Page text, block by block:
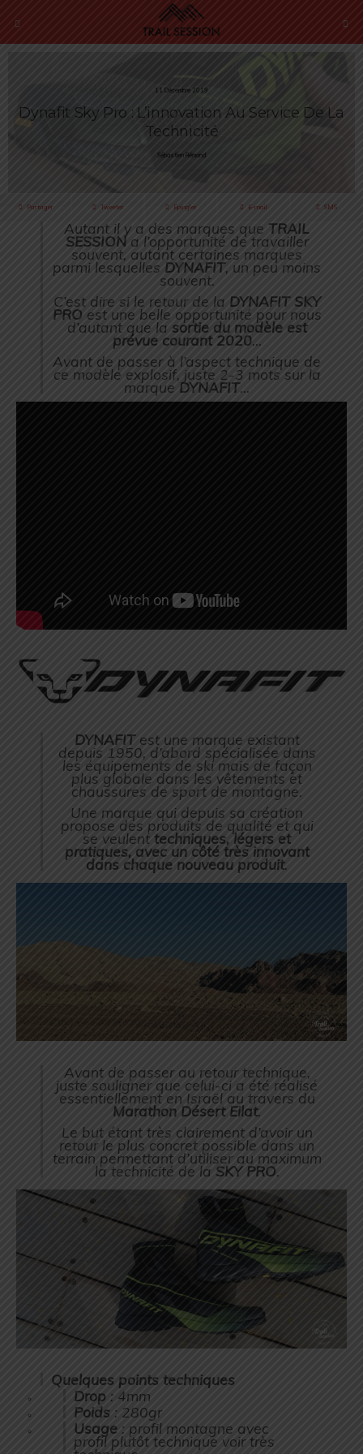
11 Décembre 2019
Dynafit Sky Pro : L’innovation Au Service De La
Technicité
Sébastien Rémond
Partager Tweeter Épingler E-mail SMS
Autant il y a des marques que TRAIL
SESSIONa l’opportunité de travailler
souvent, autant certaines marques
parmi lesquelles DYNAFIT, un peu moins
souvent.
C’est dire si le retour de la DYNAFIT SKY
PRO est une belle opportunité pour nous
d’autant que la sortie du modèle est
prévue courant 2020…
Avant de passer à l’aspect technique de
ce modèle explosif, juste 2-3 mots sur la
marqueDYNAFIT…
DYNAFITest une marque existant
depuis 1950, d’abord spécialisée dans
les équipements de ski mais de façon
plus globale dans les vêtements et
chaussures de sport de montagne.
Une marque qui depuis sa création
propose des produits de qualité et qui
se veulent techniques, légers et
pratiques, avec un côté très innovant
dans chaque nouveau produit.
Avant de passer au retour technique,
juste souligner que celui-ci a été réalisé
essentiellement en Israël au travers du
Marathon Désert Eilat.
Le but étant très clairement d’avoir un
retour le plus concret possible dans un
terrain permettant d’utiliser au maximum
la technicité de la SKY PRO.
Quelques points techniques
Drop : 4mm
Poids : 280gr
Usage : profil montagne avec
profil plutôt technique voir très